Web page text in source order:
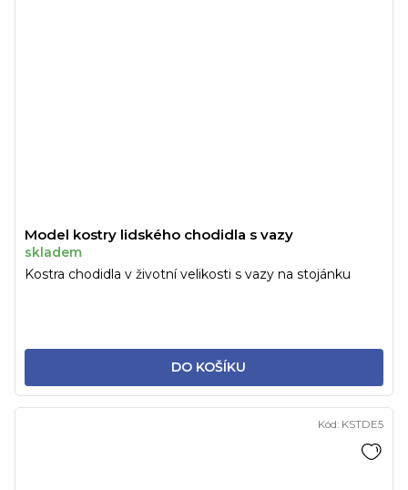
Model kostry lidského chodidla s vazy
skladem
DO KOŠÍKU
Kostra chodidla v životní velikosti s vazy na stojánku
Kód: KSTDE5